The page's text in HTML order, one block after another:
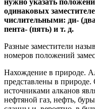
нужно указать
одинаковых
числительными: ди-
пента- (пять) и т. д.
Разные заместители
номеров положений
Нахождение в природе.
представлены в
источниками алканов
нефтяной газ, нефть,